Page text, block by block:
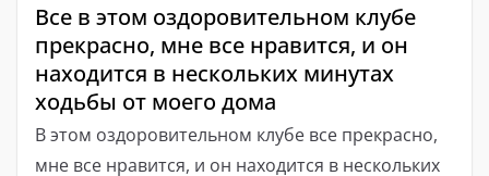
Все в этом оздоровительном клубе
прекрасно, мне все нравится, и он
находится в нескольких минутах
ходьбы от моего дома
В этом оздоровительном клубе все прекрасно,
мне все нравится, и он находится в нескольких